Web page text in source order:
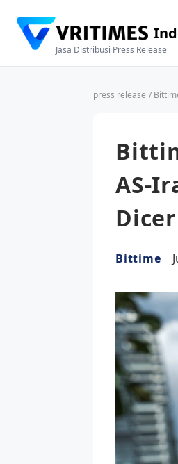
Jasa Distribusi Press Release
press release
AS-
Bittime